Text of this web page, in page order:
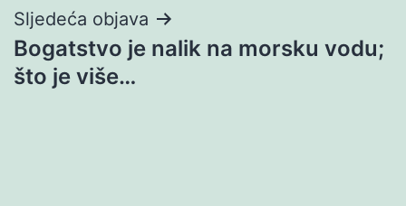
Sljedeća objava
Bogatstvo je nalik na morsku vodu;
što je više…